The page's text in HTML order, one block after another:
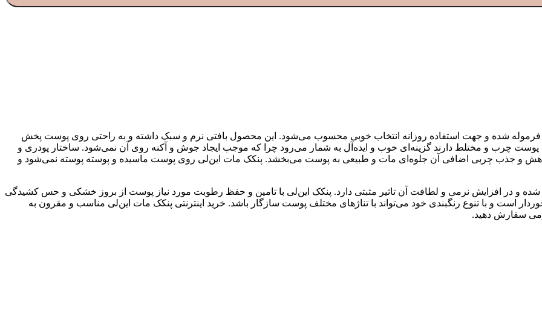
تا چرب دارند فرموله شده و جهت استفاده روزانه انتخاب خوبی محسوب می‌شود. این محصول بافتی نرم و سبک داشته و به راحتی روی پوست پخش
پوست چرب و مختلط دارند گزینه‌ای خوب و ایده‌آل به شمار می‌رود چرا که موجب ایجاد جوش و آکنه روی آن نمی‌شود. ساختار پودری و
کاهش و جذب چربی اضافی آن جلوه‌ای مات و طبیعی به پوست می‌بخشد. پنکک مات این‌لی روی پوست ماسیده و پوسته پوسته نمی‌شود و
و در افزایش نرمی و لطافت آن تاثیر مثبتی دارد. پنکک این‌لی با تامین و حفظ رطوبت مورد نیاز پوست از بروز خشکی و حس کشیدگی
است و با تنوع رنگبندی خود می‌تواند با تناژهای مختلف پوست سازگار باشد. خرید اینترنتی پنکک مات این‌لی مناسب و مقرون به
سفارش دهید.